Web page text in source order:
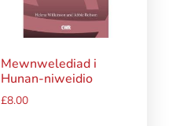
Mewnwelediad i
Hunan-niweidio
£8.00